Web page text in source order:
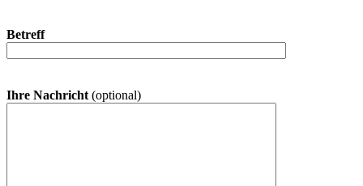
Betreff
Ihre Nachricht(optional)